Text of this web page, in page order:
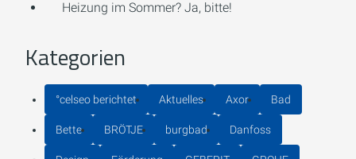
Heizung im Sommer? Ja, bitte!
Kategorien
°celseo berichtet Aktuelles Axor Bad
Bette BRÖTJE burgbad Danfoss